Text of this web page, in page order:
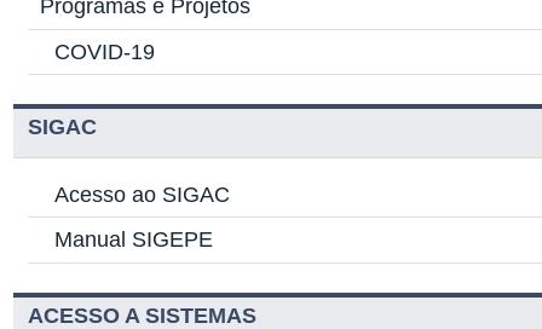
Programas e Projetos
COVID-19
SIGAC
Acesso ao SIGAC
Manual SIGEPE
ACESSO A SISTEMAS